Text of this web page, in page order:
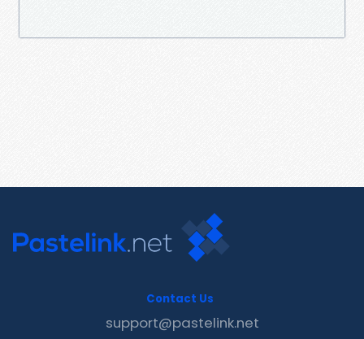
Contact Us
support@pastelink.net